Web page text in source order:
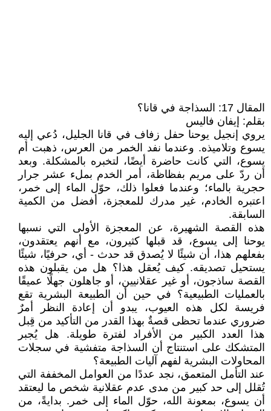
المقال 17: السذاجة في قانا؟
بقلم: إيفان فاليس
يروي إنجيل يوحنا حفل زفاف في قانا الجليل، دُعي إليه
يسوع وتلاميذه. وعندما نفد الخمر من العرس، ذهبت أم
يسوع، التي كانت حاضرة أيضًا، لتخبره بالمشكلة. وبعد
أن ردّ على مريم بفظاظة، أمر الخدم بملء عشر جرار
حجرية بالماء؛ وعندما فعلوا ذلك، حوّل الماء إلى خمر،
اعتبره الخادم، غير مدرك للمعجزة، أفضل من الكمية
السابقة.
هذه القصة الشهيرة، عن المعجزة الأولى التي نسبها
يوحنا إلى يسوع، قد قبلها كثيرون، مع أنهم يعتقدون،
بفعلهم هذا، أن شيئًا لا يُصدق قد حدث - أي، حرفيًا، شيئًا
يستحيل تصديقه. كيف يُعقل هذا؟ هل من يقبلون هذه
القصة ساذجون، أو غير عقلانيين، أو جاهلون جهلًا عميقًا
بالعمليات الطبيعية؟ في حين أن الطبيعة البشرية تقع
فريسة لكل هذه العيوب، يبدو أن إعادة النظر أمرٌ
ضروري عندما تحظى قصةٌ بهذا القدر من التأكيد من قِبل
هذا العدد الكبير من الأفراد لفترة طويلة. هل يُجبر
المتشكك على استنتاج أن السذاجة متفشية في سجلات
المحاولات البشرية لفهم آليات الطبيعة؟
عند التأمل المتعمق، نجد عددًا من العوامل المخففة التي
تُقلل إلى حد كبير من مدى عدم عقلانية شخص ما ليعتقد
أن يسوع، بمعونة الله، حوّل الماء إلى خمر. بدايةً، من